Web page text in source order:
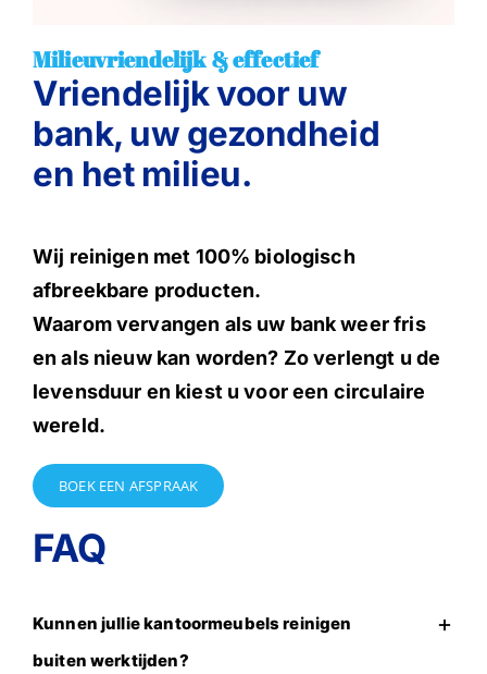
Milieuvriendelijk & effectief
Vriendelijk voor uw
bank, uw gezondheid
en het milieu.
Wij reinigen met 100% biologisch
afbreekbare producten.
Waarom vervangen als uw bank weer fris
en als nieuw kan worden? Zo verlengt u de
levensduur en kiest u voor een circulaire
wereld.
BOEK EEN AFSPRAAK
FAQ
Kunnen jullie kantoormeubels reinigen
buiten werktijden?